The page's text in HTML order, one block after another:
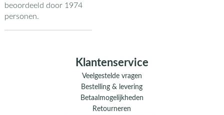
beoordeeld door 1974
personen.
Klantenservice
Veelgestelde vragen
Bestelling & levering
Betaalmogelijkheden
Retourneren